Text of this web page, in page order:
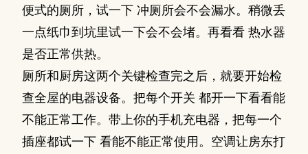
便式的厕所，试一下 冲厕所会不会漏水。稍微丢
一点纸巾到坑里试一下会不会堵。再看看 热水器
是否正常供热。
厕所和厨房这两个关键检查完之后，就要开始检
查全屋的电器设备。把每个开关 都开一下看看能
不能正常工作。带上你的手机充电器，把每一个
插座都试一下 看能不能正常使用。空调让房东打